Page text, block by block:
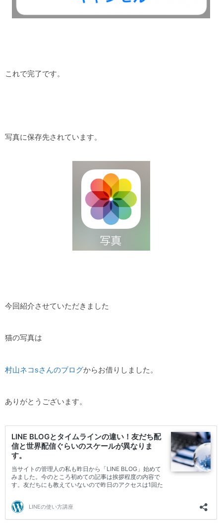
これで完了です。
写真に保存先されています。
今回紹介させていただきました
猫の写真は
村山ネコsさんのブログからお借りしました。
ありがとうございます。